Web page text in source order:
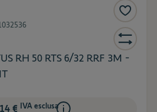
RH 50 RTS 6/32 RRF 3M -
€ IVA esclusa